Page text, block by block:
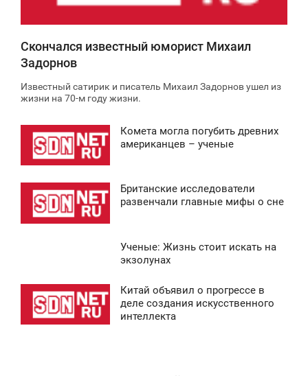
Скончался известный юморист Михаил
Задорнов
Известный сатирик и писатель Михаил Задорнов ушел из
жизни на 70-м году жизни.
Комета могла погубить древних
американцев – ученые
Британские исследователи
развенчали главные мифы о сне
Ученые: Жизнь стоит искать на
экзолунах
Китай объявил о прогрессе в
деле создания искусственного
интеллекта